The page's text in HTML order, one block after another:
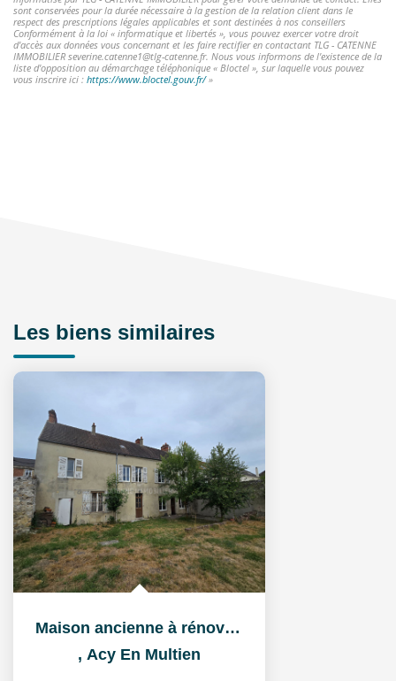
sont conservées pour la durée nécessaire à la gestion de la relation client dans le
respect des prescriptions légales applicables et sont destinées à nos conseillers
Conformément à la loi « informatique et libertés », vous pouvez exercer votre droit
d'accès aux données vous concernant et les faire rectifier en contactant TLG - CATENNE
IMMOBILIER severine.catenne1@tlg-catenne.fr. Nous vous informons de l'existence de la
liste d'opposition au démarchage téléphonique « Bloctel », sur laquelle vous pouvez
vous inscrire ici : https://www.bloctel.gouv.fr/»
Les biens similaires
Maison ancienne à rénover à Acy-en-Multien (60620) - Grand...
, Acy En Multien